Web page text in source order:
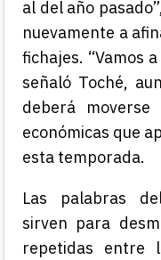
al del año
nuevamente a
fichajes. “Vamos
señaló Toché,
deberá
económicas que
esta temporada.
Las palabras
sirven para
repetidas entre